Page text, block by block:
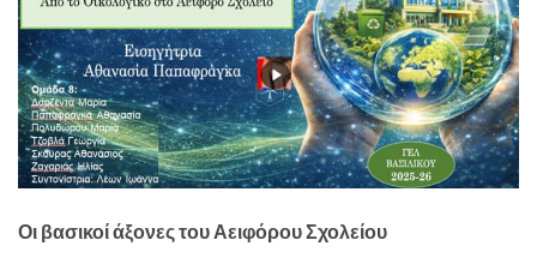
Οι βασικοί άξονες του Αειφόρου Σχολείου